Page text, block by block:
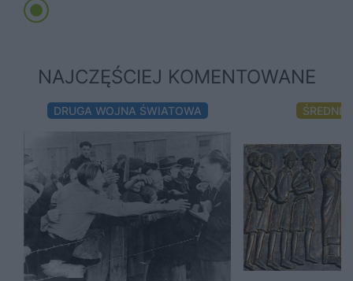
NAJCZĘŚCIEJ KOMENTOWANE
DRUGA WOJNA ŚWIATOWA